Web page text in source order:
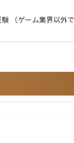
る！」
とする姿勢が非常に
いただきます。
くださっている様
ロPやイラストレ
（ゲーム業界以外で
験
&レビュー）経験